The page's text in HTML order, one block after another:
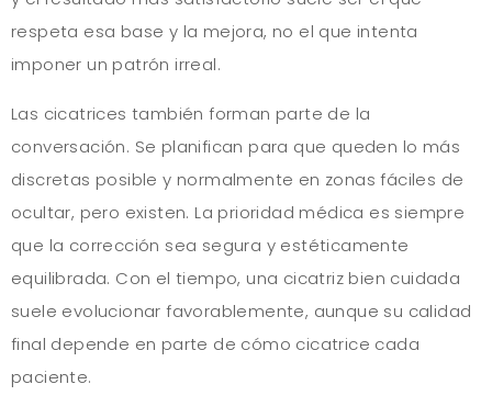
respeta esa base y la mejora, no el que intenta
imponer un patrón irreal.
Las cicatrices también forman parte de la
conversación. Se planifican para que queden lo más
discretas posible y normalmente en zonas fáciles de
ocultar, pero existen. La prioridad médica es siempre
que la corrección sea segura y estéticamente
equilibrada. Con el tiempo, una cicatriz bien cuidada
suele evolucionar favorablemente, aunque su calidad
final depende en parte de cómo cicatrice cada
paciente.